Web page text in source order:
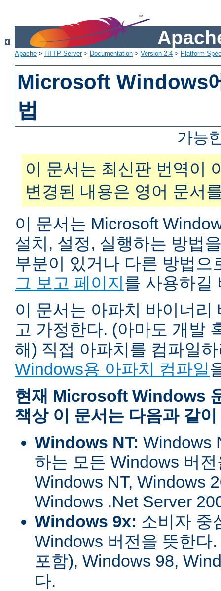
Apache > HTTP Server> Documentation > Version 2.4 > Platform
Microsoft Windows
법
가능
이 문서는 최신판 번역이
변경된 내용은 영어 문서
이 문서는 Microsoft
설치, 설정, 실행하는 방법
부분이 있거나 다른 방법
그 보고 페이지를 사용하길
이 문서는 아파치 바이너리
고 가정한다. (아마도 개발
해) 직접 아파치를 컴파일
Windows용 아파치 컴파일
현재 Microsoft Windows
책상 이 문서는 다음과 같
Windows NT: Windows
하는 모든 Windows 버
Windows NT, Windows
Windows .Net Server
Windows 9x: 소비자 중
Windows 버전을 뜻한다
포함), Windows 98,
다.